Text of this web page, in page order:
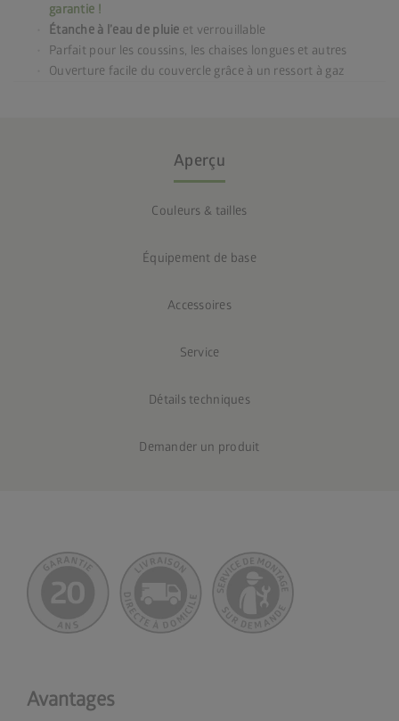
garantie !
Étanche à l’eau de pluie et verrouillable
Parfait pour les coussins, les chaises longues et autres
Ouverture facile du couvercle grâce à un ressort à gaz
Aperçu
Couleurs & tailles
Équipement de base
Accessoires
Service
Détails techniques
Demander un produit
Avantages